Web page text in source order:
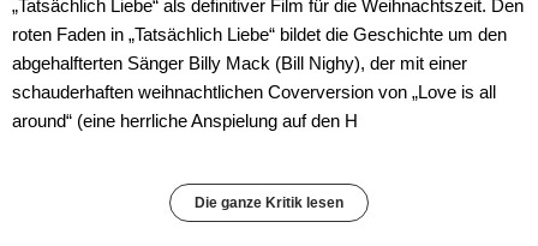
„Tatsächlich Liebe“ als definitiver Film für die Weihnachtszeit. Den
roten Faden in „Tatsächlich Liebe“ bildet die Geschichte um den
abgehalfterten Sänger Billy Mack (Bill Nighy), der mit einer
schauderhaften weihnachtlichen Coverversion von „Love is all
around“ (eine herrliche Anspielung auf den H
Die ganze Kritik lesen